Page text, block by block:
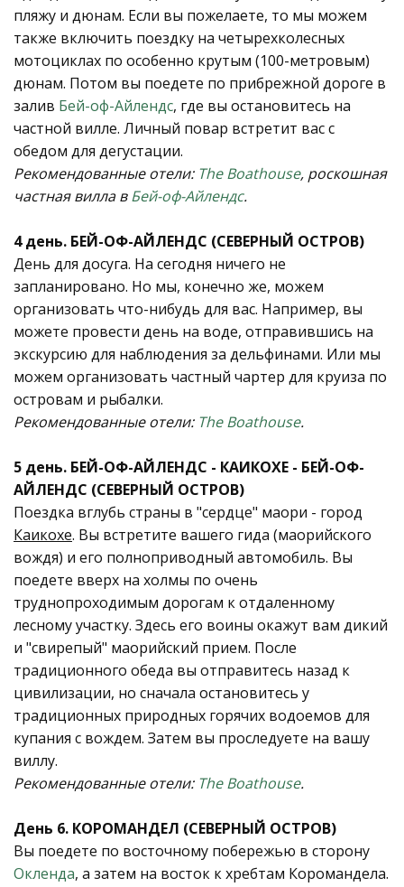
пляжу и дюнам. Если вы пожелаете, то мы можем
также включить поездку на четырехколесных
мотоциклах по особенно крутым (100-метровым)
дюнам. Потом вы поедете по прибрежной дороге в
залив Бей-оф-Айлендс, где вы остановитесь на
частной вилле. Личный повар встретит вас с
обедом для дегустации.
Рекомендованные отели: The Boathouse, роскошная
частная вилла вБей-оф-Айлендс.
4 день. БЕЙ-ОФ-АЙЛЕНДС (СЕВЕРНЫЙ ОСТРОВ)
День для досуга. На сегодня ничего не
запланировано. Но мы, конечно же, можем
организовать что-нибудь для вас. Например, вы
можете провести день на воде, отправившись на
экскурсию для наблюдения за дельфинами. Или мы
можем организовать частный чартер для круиза по
островам и рыбалки.
Рекомендованные отели: The Boathouse.
5 день. БЕЙ-ОФ-АЙЛЕНДС - КАИКОХЕ - БЕЙ-ОФ-
АЙЛЕНДС (СЕВЕРНЫЙ ОСТРОВ)
Поездка вглубь страны в "сердце" маори - город
Каикохе. Вы встретите вашего гида (маорийского
вождя) и его полноприводный автомобиль. Вы
поедете вверх на холмы по очень
труднопроходимым дорогам к отдаленному
лесному участку. Здесь его воины окажут вам дикий
и "свирепый" маoрийский прием. После
традиционного обеда вы отправитесь назад к
цивилизации, но сначала остановитесь у
традиционных природных горячих водоемов для
купания с вождем. Затем вы проследуете на вашу
виллу.
Рекомендованные отели: The Boathouse.
День 6. КОРОМАНДЕЛ (СЕВЕРНЫЙ ОСТРОВ)
Вы поедете по восточному побережью в сторону
Окленда, а затем на восток к хребтам Коромандела.